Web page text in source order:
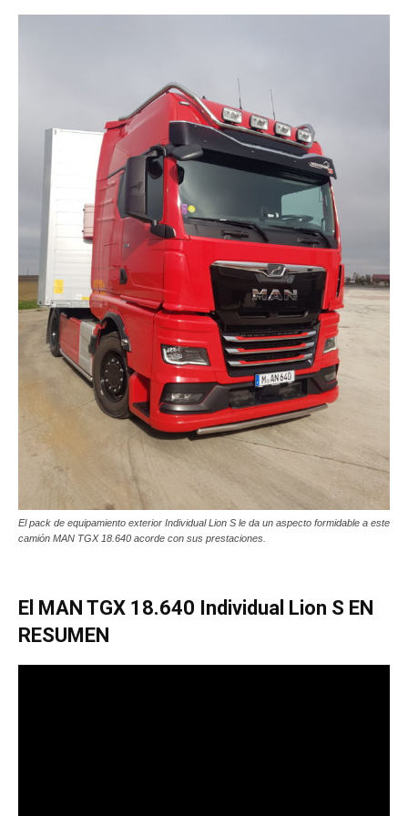
El pack de equipamiento exterior Individual Lion S le da un aspecto formidable a este
camión MAN TGX 18.640 acorde con sus prestaciones.
El MAN TGX 18.640 Individual Lion S EN
RESUMEN